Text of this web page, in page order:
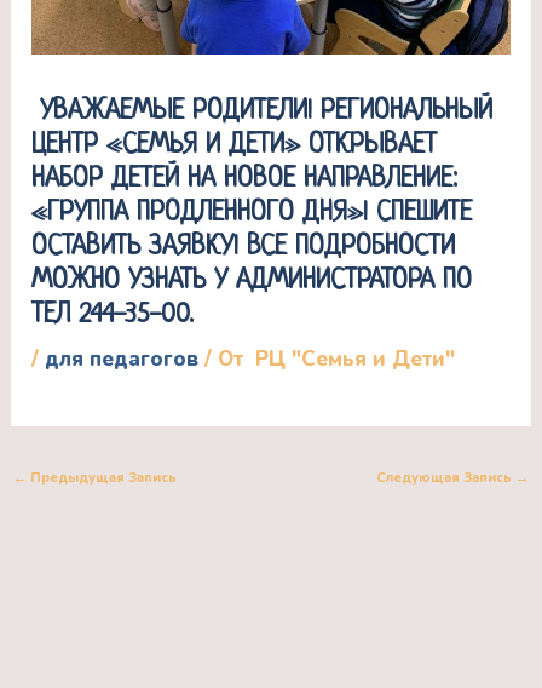
УВАЖАЕМЫЕ РОДИТЕЛИ! РЕГИОНАЛЬНЫЙ
ЦЕНТР «СЕМЬЯ И ДЕТИ» ОТКРЫВАЕТ
НАБОР ДЕТЕЙ НА НОВОЕ НАПРАВЛЕНИЕ:
«ГРУППА ПРОДЛЕННОГО ДНЯ»! СПЕШИТЕ
ОСТАВИТЬ ЗАЯВКУ! ВСЕ ПОДРОБНОСТИ
МОЖНО УЗНАТЬ У АДМИНИСТРАТОРА ПО
ТЕЛ 244-35-00.
/ для педагогов / От РЦ "Семья и Дети"
← Предыдущая Запись Следующая Запись →